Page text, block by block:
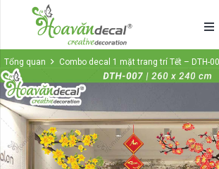
Tổng quan Combo decal 1 mặt trang trí Tết – DTH-